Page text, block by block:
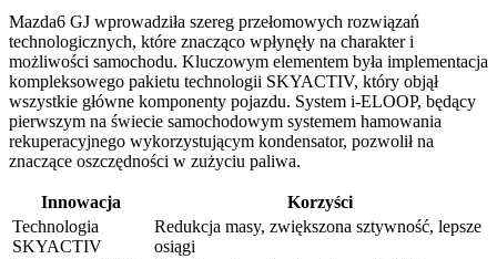
Mazda6 GJ wprowadziła szereg przełomowych rozwiązań
technologicznych, które znacząco wpłynęły na charakter i
możliwości samochodu. Kluczowym elementem była implementacja
kompleksowego pakietu technologii SKYACTIV, który objął
wszystkie główne komponenty pojazdu. System i-ELOOP, będący
pierwszym na świecie samochodowym systemem hamowania
rekuperacyjnego wykorzystującym kondensator, pozwolił na
znaczące oszczędności w zużyciu paliwa.
Innowacja
Korzyści
Technologia
SKYACTIV
Redukcja masy, zwiększona sztywność, lepsze
osiągi